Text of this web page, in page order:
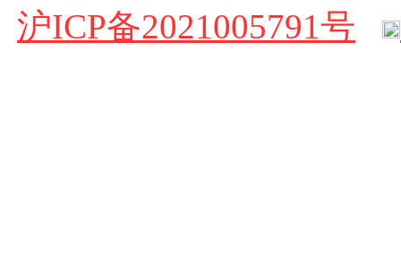
沪ICP备2021005791号